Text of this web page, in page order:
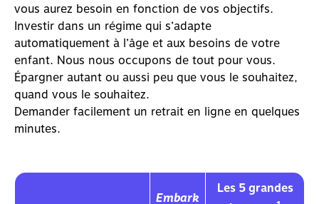
vous aurez besoin en fonction de vos objectifs.
Investir dans un régime qui s’adapte
automatiquement à l’âge et aux besoins de votre
enfant. Nous nous occupons de tout pour vous.
Épargner autant ou aussi peu que vous le souhaitez,
quand vous le souhaitez.
Demander facilement un retrait en ligne en quelques
minutes.
Embark
Les 5 grandes